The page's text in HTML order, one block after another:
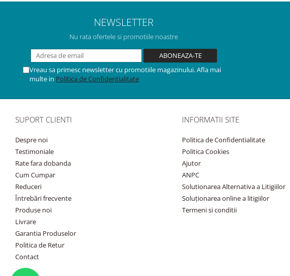
NEWSLETTER
Nu rata ofertele si promotiile noastre
Vreau sa primesc newsletter cu promotiile magazinului. Afla mai
multe in Politica de Confidentialitate
SUPORT CLIENTI
Despre noi
Testimoniale
Rate fara dobanda
Cum Cumpar
Reduceri
Întrebări frecvente
Produse noi
Livrare
Garantia Produselor
Politica de Retur
Contact
INFORMATII SITE
Politica de Confidentialitate
Politica Cookies
Ajutor
ANPC
Solutionarea Alternativa a Litigiilor
Soluționarea online a litigiilor
Termeni si conditii